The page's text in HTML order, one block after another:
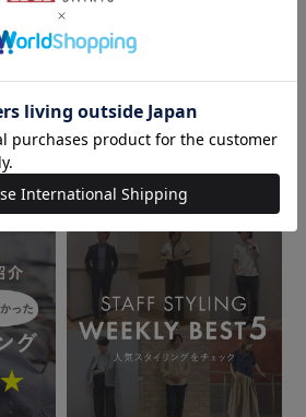
に対するお問い合わせ
すめコンテンツ